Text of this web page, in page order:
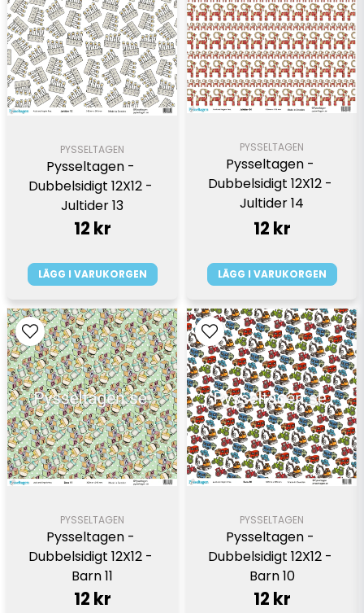
PYSSELTAGEN
Pysseltagen -
Dubbelsidigt 12X12 -
Jultider 13
12 kr
LÄGG I VARUKORGEN
PYSSELTAGEN
Pysseltagen -
Dubbelsidigt 12X12 -
Jultider 14
12 kr
LÄGG I VARUKORGEN
PYSSELTAGEN
Pysseltagen -
Dubbelsidigt 12X12 -
Barn 11
12 kr
PYSSELTAGEN
Pysseltagen -
Dubbelsidigt 12X12 -
Barn 10
12 kr